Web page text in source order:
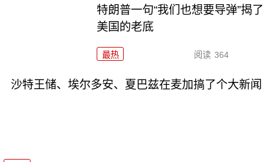
特朗普一句“我们也想要导弹”揭了
美国的老底
最热 阅读 364
沙特王储、埃尔多安、夏巴兹在麦加搞了个大新闻